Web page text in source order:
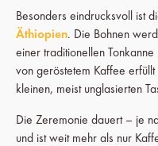
Besonders eindrucksvoll ist
Äthiopien. Die Bohnen
einer traditionellen
von geröstetem Kaffee
kleinen, meist unglasierten
Die Zeremonie dauert – je
und ist weit mehr als nur